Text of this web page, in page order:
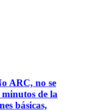
ARC, no se
de la
básicas,